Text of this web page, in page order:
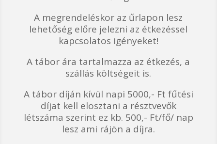
A megrendeléskor az űrlapon lesz
lehetőség előre jelezni az étkezéssel
kapcsolatos igényeket!
A tábor ára tartalmazza az étkezés, a
szállás költségeit is.
A tábor díján kívül napi 5000,- Ft fűtési
díjat kell elosztani a résztvevők
létszáma szerint ez kb. 500,- Ft/fő/ nap
lesz ami rájön a díjra.